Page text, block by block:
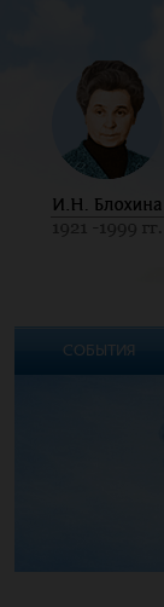
СОБЫТИЯ